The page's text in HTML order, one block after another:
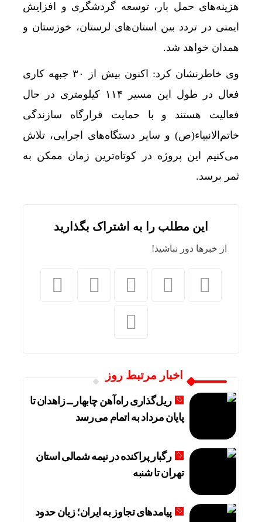
هزینه‌های حمل بار، توسعه گردشگری و افزایش
ایمنی در تردد بین استان‌های لرستان، خوزستان و
همدان خواهد شد.
وی خاطرنشان کرد: اکنون بیش از ۳۰ جبهه کاری
فعال در طول این مسیر ۱۱۴ کیلومتری در حال
فعالیت‌ هستند و با حمایت قرارگاه سازندگی
خاتم‌الانبیاء(ص) و سایر دستگاه‌های اجرایی، تلاش
می‌کنیم این پروژه در کوتاه‌ترین زمان ممکن به
ثمر برسد.
این مطلب را به اشتراک بگذارید
از خبرها دور نباشید!
اخبار مرتبط روز
ریل‌گذاری راه‌آهن چابهار ــ زاهدان تا
پایان مرداد به اتمام می‌رسد
رگبار پراکنده در نیمه شمالی استان
تهران تا شنبه
پیامدهای تجاوز به ایران؛ زیان حدود